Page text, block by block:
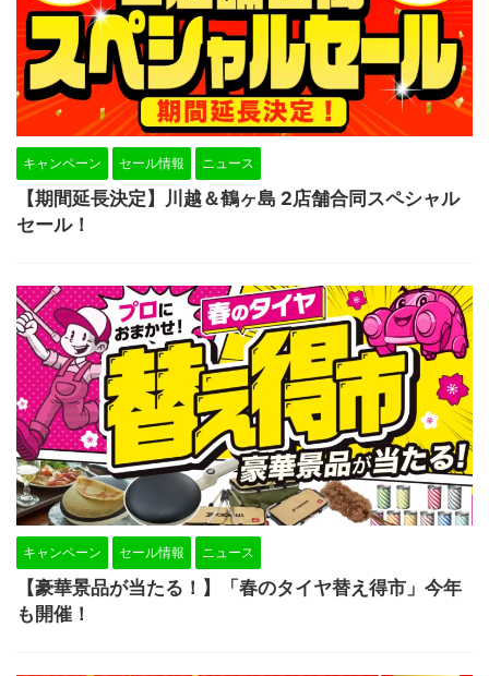
キャンペーン セール情報 ニュース
【期間延長決定】川越＆鶴ヶ島 2店舗合同スペシャル
セール！
キャンペーン セール情報 ニュース
【豪華景品が当たる！】「春のタイヤ替え得市」今年
も開催！